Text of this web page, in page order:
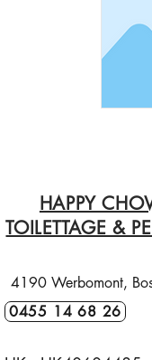
HAPPY
TOILETTAGE &
4190 Werbomont,
0455 14 68 26